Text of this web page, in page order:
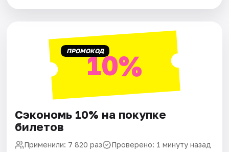
ПРОМОКОД10%
Сэкономь 10% на покупке
билетов
Применили: 7 820 раз Проверено: 1 минуту назад